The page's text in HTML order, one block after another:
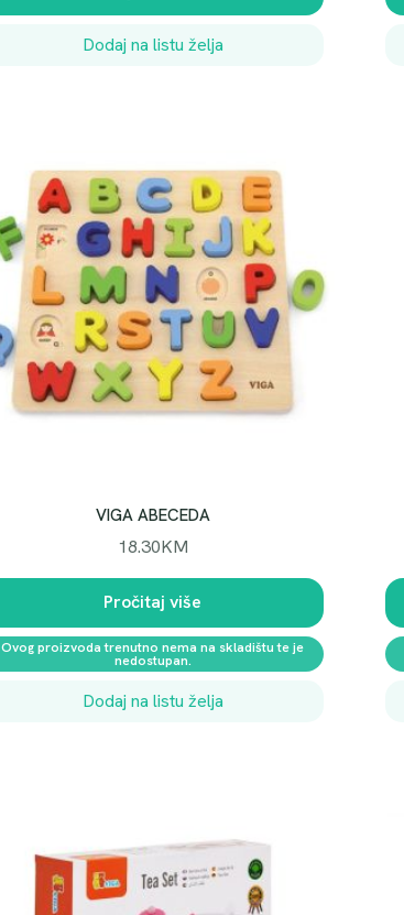
Dodaj na listu želja
VIGA ABECEDA
18.30KM
Pročitaj više
Ovog proizvoda trenutno nema na skladištu te je
nedostupan.
Dodaj na listu želja